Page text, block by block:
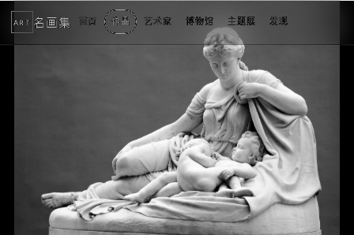
ART 名画集 首页 作品 艺术家 博物馆 主题展 发现
3
个
看
点
1
2
3